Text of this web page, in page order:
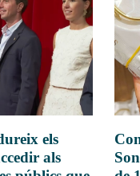
els
als